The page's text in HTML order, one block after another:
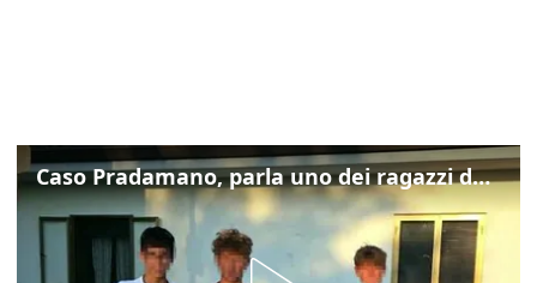
Caso Pradamano, parla uno dei ragazzi denunciati per la limonata: "Volevo anche aiutare i miei"